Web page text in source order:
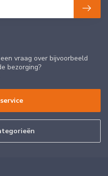
vraag over bijvoorbeeld
bezorging?